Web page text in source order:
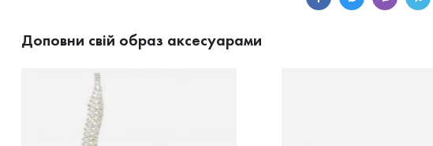
Доповни свій образ аксесуарами